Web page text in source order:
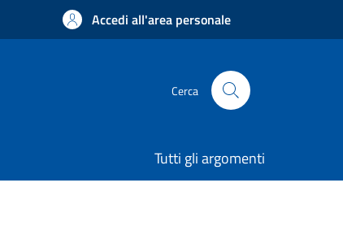
Accedi all'area personale
Cerca
Tutti gli argomenti